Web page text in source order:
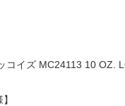
コイズ MC24113 10 OZ.